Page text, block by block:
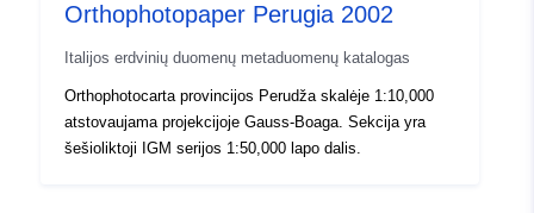
Orthophotopaper Perugia 2002
Italijos erdvinių duomenų metaduomenų katalogas
Orthophotocarta provincijos Perudža skalėje 1:10,000
atstovaujama projekcijoje Gauss-Boaga. Sekcija yra
šešioliktoji IGM serijos 1:50,000 lapo dalis.